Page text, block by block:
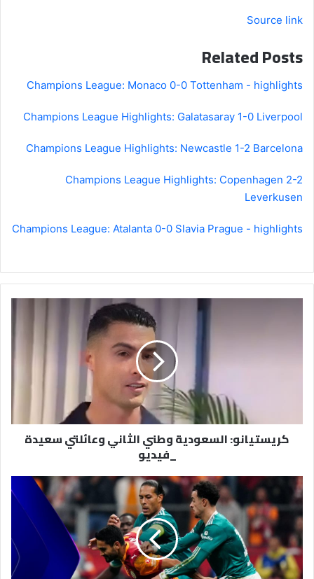
Source link
Related Posts
Champions League: Monaco 0-0 Tottenham - highlights
Champions League Highlights: Galatasaray 1-0 Liverpool
Champions League Highlights: Newcastle 1-2 Barcelona
Champions League Highlights: Copenhagen 2-2
Leverkusen
Champions League: Atalanta 0-0 Slavia Prague - highlights
كريستيانو: السعودية وطني الثاني وعائلتي سعيدة
_فيديو
Champions
League
Highlights:
Galatasaray
1-
0
Liverpool